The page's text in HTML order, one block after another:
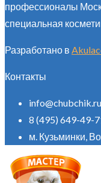
профессионалы
специальная
Разработано в
Контакты
info@chubchik.ru
8 (495) 649-49-
м. Кузьминки,